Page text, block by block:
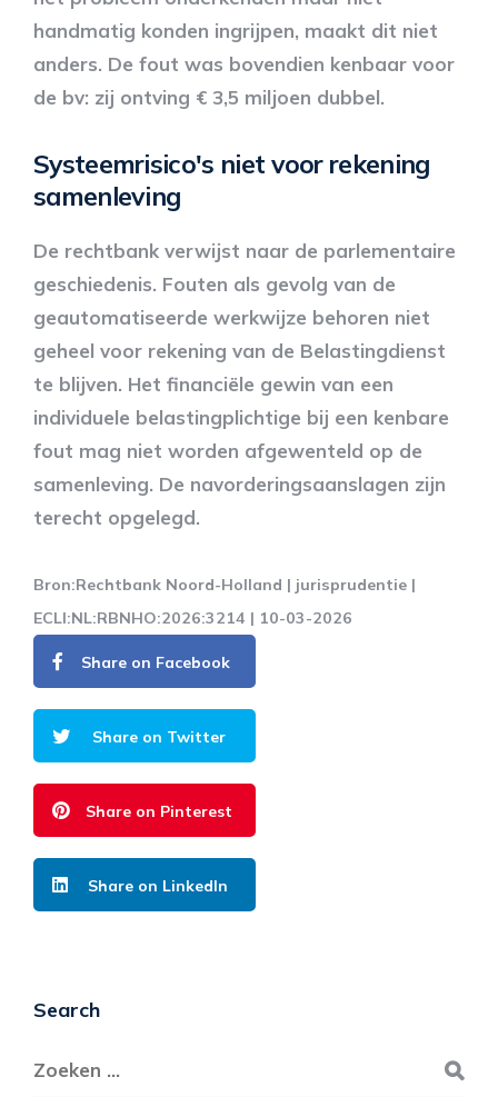
handmatig konden ingrijpen, maakt dit niet
anders. De fout was bovendien kenbaar voor
de bv: zij ontving € 3,5 miljoen dubbel.
Systeemrisico's niet voor rekening
samenleving
De rechtbank verwijst naar de parlementaire
geschiedenis. Fouten als gevolg van de
geautomatiseerde werkwijze behoren niet
geheel voor rekening van de Belastingdienst
te blijven. Het financiële gewin van een
individuele belastingplichtige bij een kenbare
fout mag niet worden afgewenteld op de
samenleving. De navorderingsaanslagen zijn
terecht opgelegd.
Bron:Rechtbank Noord-Holland | jurisprudentie |
ECLI:NL:RBNHO:2026:3214 | 10-03-2026
Share on Facebook
Share on Twitter
Share on Pinterest
Share on LinkedIn
Search